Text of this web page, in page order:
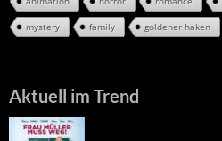
mystery family goldener haken
Aktuell im Trend